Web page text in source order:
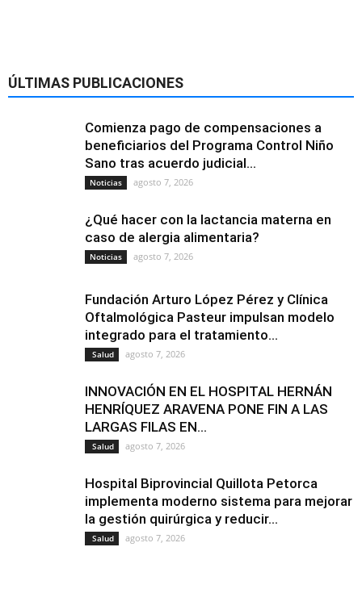
ÚLTIMAS PUBLICACIONES
Comienza pago de compensaciones a
beneficiarios del Programa Control Niño
Sano tras acuerdo judicial...
Noticias agosto 7, 2026
¿Qué hacer con la lactancia materna en
caso de alergia alimentaria?
Noticias agosto 7, 2026
Fundación Arturo López Pérez y Clínica
Oftalmológica Pasteur impulsan modelo
integrado para el tratamiento...
Salud agosto 7, 2026
INNOVACIÓN EN EL HOSPITAL HERNÁN
HENRÍQUEZ ARAVENA PONE FIN A LAS
LARGAS FILAS EN...
Salud agosto 7, 2026
Hospital Biprovincial Quillota Petorca
implementa moderno sistema para mejorar
la gestión quirúrgica y reducir...
Salud agosto 7, 2026